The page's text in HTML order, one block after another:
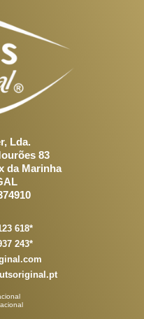
Lda.
83
da Marinha
618*
243*